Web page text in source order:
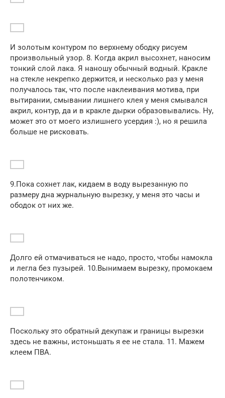
И золотым контуром по верхнему ободку рисуем
произвольный узор. 8. Когда акрил высохнет, наносим
тонкий слой лака. Я наношу обычный водный. Кракле
на стекле некрепко держится, и несколько раз у меня
получалось так, что после наклеивания мотива, при
вытирании, смывании лишнего клея у меня смывался
акрил, контур, да и в кракле дырки образовывались. Ну,
может это от моего излишнего усердия :), но я решила
больше не рисковать.
9.Пока сохнет лак, кидаем в воду вырезанную по
размеру дна журнальную вырезку, у меня это часы и
ободок от них же.
Долго ей отмачиваться не надо, просто, чтобы намокла
и легла без пузырей. 10.Вынимаем вырезку, промокаем
полотенчиком.
Поскольку это обратный декупаж и границы вырезки
здесь не важны, истоньшать я ее не стала. 11. Мажем
клеем ПВА.